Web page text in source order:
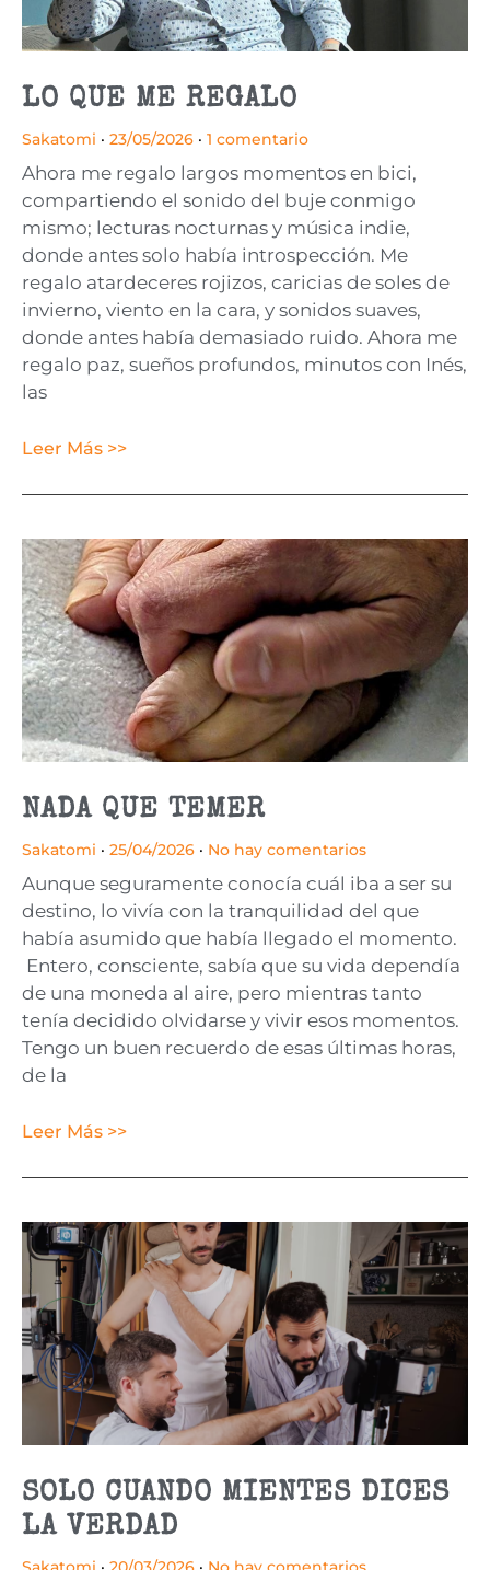
LO QUE ME REGALO
Sakatomi 23/05/2026 1 comentario
Ahora me regalo largos momentos en bici,
compartiendo el sonido del buje conmigo
mismo; lecturas nocturnas y música indie,
donde antes solo había introspección. Me
regalo atardeceres rojizos, caricias de soles de
invierno, viento en la cara, y sonidos suaves,
donde antes había demasiado ruido. Ahora me
regalo paz, sueños profundos, minutos con Inés,
las
Leer Más >>
NADA QUE TEMER
Sakatomi 25/04/2026 No hay comentarios
Aunque seguramente conocía cuál iba a ser su
destino, lo vivía con la tranquilidad del que
había asumido que había llegado el momento.
Entero, consciente, sabía que su vida dependía
de una moneda al aire, pero mientras tanto
tenía decidido olvidarse y vivir esos momentos.
Tengo un buen recuerdo de esas últimas horas,
de la
Leer Más >>
SOLO CUANDO MIENTES DICES
LA VERDAD